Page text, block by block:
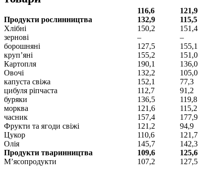
116,6
121,9
Продукти рослинництва
132,9
115,5
Хлібні
150,2
151,4
зернові
–
–
борошняні
127,5
155,1
круп’яні
155,2
151,0
Картопля
190,1
136,0
Овочі
132,2
105,0
капуста свіжа
152,1
77,3
цибуля ріпчаста
112,7
91,2
буряки
136,5
119,8
морква
121,6
115,2
часник
157,4
177,9
Фрукти та ягоди свіжі
121,2
94,9
Цукор
110,6
121,7
Олія
145,7
142,3
Продукти тваринництва
109,6
125,6
М’ясопродукти
107,2 127,5